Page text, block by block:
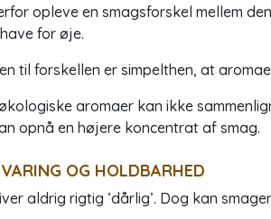
opleve en smagsforskel mellem
for øje.
til forskellen er simpelthen, at
aromaer kan ikke
opnå en højere koncentrat af smag.
OG HOLDBARHED
aldrig rigtig ’dårlig’. Dog kan